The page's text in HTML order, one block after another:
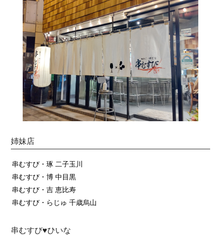
姉妹店
串むすび・琢 二子玉川
串むすび・博 中目黒
串むすび・吉 恵比寿
串むすび・らじゅ 千歳烏山
串むすび♥ひいな